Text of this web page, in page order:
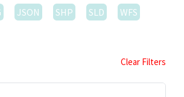
JSON SHP SLD
WFS
Clear Filters